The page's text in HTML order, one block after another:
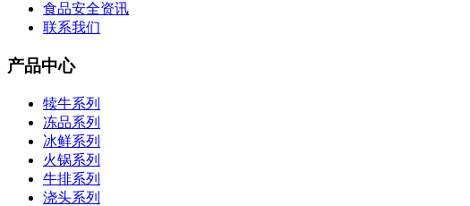
食品安全资讯
联系我们
产品中心
犊牛系列
冻品系列
冰鲜系列
火锅系列
牛排系列
浇头系列